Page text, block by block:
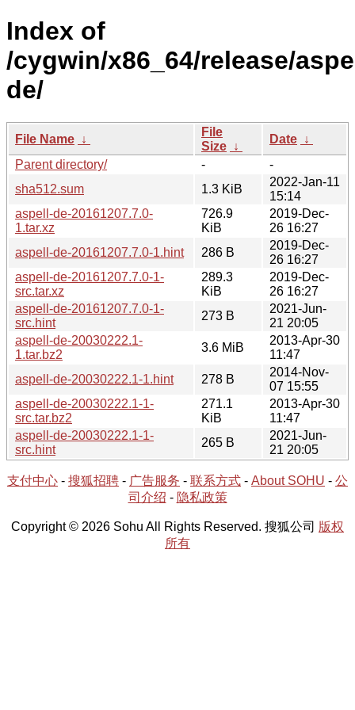
Index of
/cygwin/x86_64/release/
de/
File Name ↓
File
Size ↓
Date ↓
Parent directory/
-
-
sha512.sum
1.3 KiB
2022-Jan-11
15:14
aspell-de-20161207.7.0-
1.tar.xz
726.9
KiB
2019-Dec-
26 16:27
aspell-de-20161207.7.0-1.hint
286 B
2019-Dec-
26 16:27
aspell-de-20161207.7.0-1-
src.tar.xz
289.3
KiB
2019-Dec-
26 16:27
aspell-de-20161207.7.0-1-
src.hint
273 B
2021-Jun-
21 20:05
aspell-de-20030222.1-
1.tar.bz2
3.6 MiB
2013-Apr-30
11:47
aspell-de-20030222.1-1.hint
278 B
2014-Nov-
07 15:55
aspell-de-20030222.1-1-
src.tar.bz2
271.1
KiB
2013-Apr-30
11:47
aspell-de-20030222.1-1-
src.hint
265 B
2021-Jun-
21 20:05
支付中心 - 搜狐招聘 - 广告服务 - 联系方式 - About SOHU - 公
司介绍 - 隐私政策
Copyright © 2026 Sohu All Rights Reserved. 搜狐公司 版权
所有